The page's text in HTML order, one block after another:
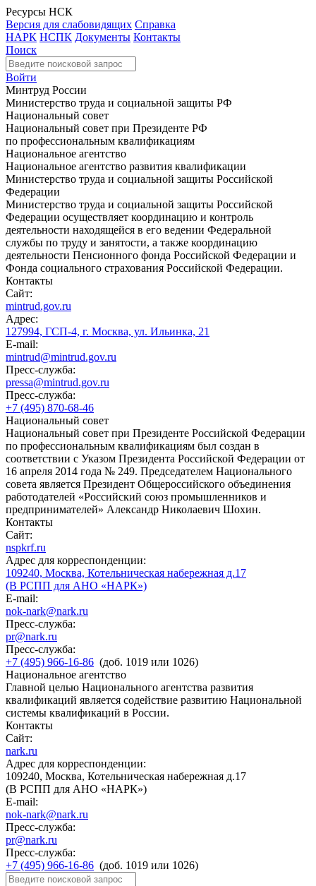
Ресурсы НСК
Версия для слабовидящих Справка
НАРК НСПК Документы Контакты
Поиск
Войти
Минтруд России
Министерство труда и социальной защиты РФ
Национальный совет
Национальный совет при Президенте РФ
по профессиональным квалификациям
Национальное агентство
Национальное агентство развития квалификации
Министерство труда и социальной защиты Российской
Федерации
Министерство труда и социальной защиты Российской
Федерации осуществляет координацию и контроль
деятельности находящейся в его ведении Федеральной
службы по труду и занятости, а также координацию
деятельности Пенсионного фонда Российской Федерации и
Фонда социального страхования Российской Федерации.
Контакты
Сайт:
mintrud.gov.ru
Адрес:
127994, ГСП-4, г. Москва, ул. Ильинка, 21
E-mail:
mintrud@mintrud.gov.ru
Пресс-служба:
pressa@mintrud.gov.ru
Пресс-служба:
+7 (495) 870-68-46
Национальный совет
Национальный совет при Президенте Российской Федерации
по профессиональным квалификациям был создан в
соответствии с Указом Президента Российской Федерации от
16 апреля 2014 года № 249. Председателем Национального
совета является Президент Общероссийского объединения
работодателей «Российский союз промышленников и
предпринимателей» Александр Николаевич Шохин.
Контакты
Сайт:
nspkrf.ru
Адрес для корреспонденции:
109240, Москва, Котельническая набережная д.17
(В РСПП для АНО «НАРК»)
E-mail:
nok-nark@nark.ru
Пресс-служба:
pr@nark.ru
Пресс-служба:
+7 (495) 966-16-86 (доб. 1019 или 1026)
Национальное агентство
Главной целью Национального агентства развития
квалификаций является содействие развитию Национальной
системы квалификаций в России.
Контакты
Сайт:
nark.ru
Адрес для корреспонденции:
109240, Москва, Котельническая набережная д.17
(В РСПП для АНО «НАРК»)
E-mail:
nok-nark@nark.ru
Пресс-служба:
pr@nark.ru
Пресс-служба:
+7 (495) 966-16-86 (доб. 1019 или 1026)